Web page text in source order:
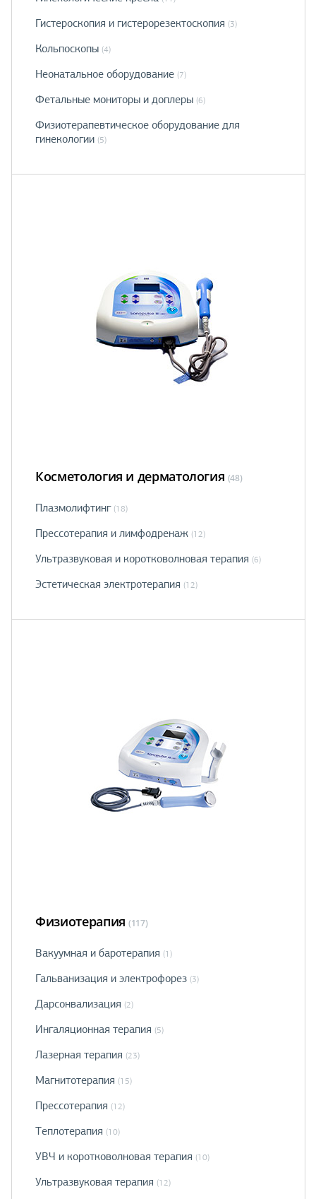
Гистероскопия и гистерорезектоскопия (3)
Кольпоскопы (4)
Неонатальное оборудование (7)
Фетальные мониторы и доплеры (6)
Физиотерапевтическое оборудование для
гинекологии (5)
Косметология и дерматология (48)
Плазмолифтинг (18)
Прессотерапия и лимфодренаж (12)
Ультразвуковая и коротковолновая терапия (6)
Эстетическая электротерапия (12)
Физиотерапия (117)
Вакуумная и баротерапия (1)
Гальванизация и электрофорез (3)
Дарсонвализация (2)
Ингаляционная терапия (5)
Лазерная терапия (23)
Магнитотерапия (15)
Прессотерапия (12)
Теплотерапия (10)
УВЧ и коротковолновая терапия (10)
Ультразвуковая терапия (12)